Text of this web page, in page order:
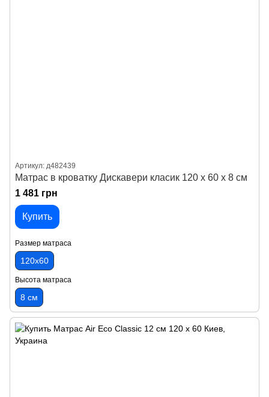
Артикул: д482439
Матрас в кроватку Дискавери класик 120 х 60 х 8 см
1 481 грн
Купить
Размер матраса
120х60
Высота матраса
8 см